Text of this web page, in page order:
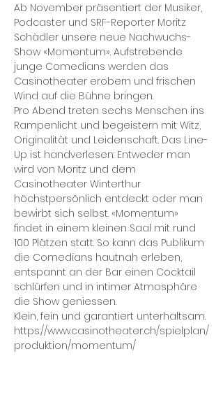
Ab November präsentiert der Musiker,
Podcaster und SRF-Reporter Moritz
Schädler unsere neue Nachwuchs-
Show «Momentum». Aufstrebende
junge Comedians werden das
Casinotheater erobern und frischen
Wind auf die Bühne bringen.
Pro Abend treten sechs Menschen ins
Rampenlicht und begeistern mit Witz,
Originalität und Leidenschaft. Das Line-
Up ist handverlesen: Entweder man
wird von Moritz und dem
Casinotheater Winterthur
höchstpersönlich entdeckt oder man
bewirbt sich selbst. «Momentum»
findet in einem kleinen Saal mit rund
100 Plätzen statt. So kann das Publikum
die Comedians hautnah erleben,
entspannt an der Bar einen Cocktail
schlürfen und in intimer Atmosphäre
die Show geniessen.
Klein, fein und garantiert unterhaltsam.
https://www.casinotheater.ch/spielplan/
produktion/momentum/